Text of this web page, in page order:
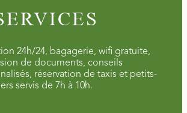
24h/24, bagagerie, wifi gratuite,
de documents, conseils
réservation de taxis et petits-
servis de 7h à 10h.